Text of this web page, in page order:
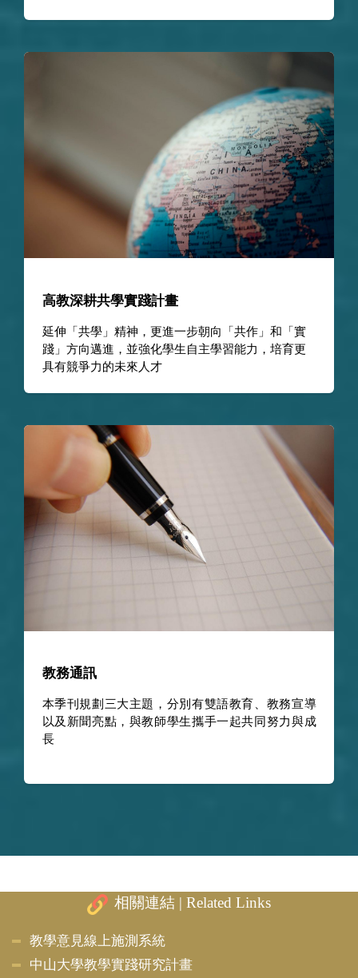
高教深耕共學實踐計畫
延伸「共學」精神，更進一步朝向「共作」和「實
踐」方向邁進，並強化學生自主學習能力，培育更
具有競爭力的未來人才
教務通訊
本季刊規劃三大主題，分別有雙語教育、教務宣導
以及新聞亮點，與教師學生攜手一起共同努力與成
長
相關連結 | Related Links
教學意見線上施測系統
中山大學教學實踐研究計畫